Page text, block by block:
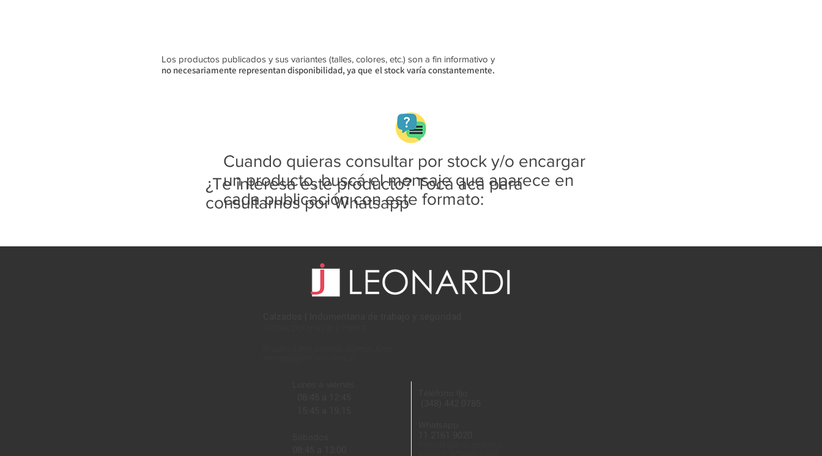
Cuando quieras consultar por stock y/o encargar
un producto, buscá el mensaje que aparece en
cada publicación con este formato:
¿Te interesa este producto? Tocá acá para
consultarnos por Whatsapp
Los productos publicados y sus variantes (talles, colores, etc.) son a fin informativo y
no necesariamente representan disponibilidad, ya que el stock varía constantemente.